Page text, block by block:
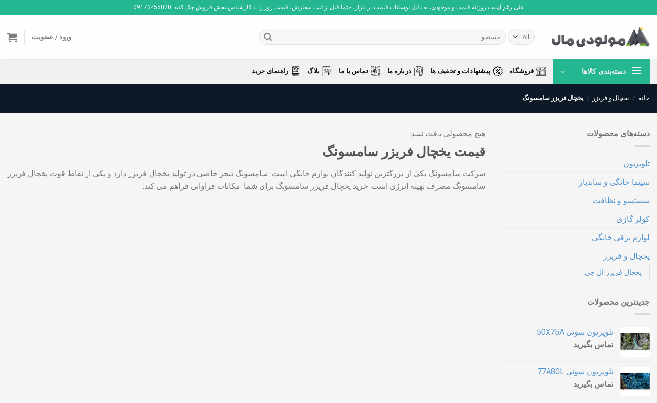
to
content
علی رغم آپدیت روزانه قیمت و موجودی، به دلیل نوسانات قیمت در بازار، حتما قبل از ثبت سفارش، قیمت روز را با کارشناس بخش فروش چک کنید. 09173455020
جستجو
برای:
ورود / عضویت
دسته‌بندی کالاها فروشگاه پیشنهادات و تخفیف ها درباره ما تماس با ما بلاگ راهنمای خرید
خانه / یخچال و فریزر / یخچال فریزر سامسونگ
دسته‌های محصولات
تلویزیون
سینما خانگی و ساندبار
شستشو و نظافت
کولر گازی
لوازم برقی خانگی
یخچال و فریزر
یخچال فریزر ال جی
جدیدترین محصولات
تلویزیون سونی 50X75A
تماس بگیرید
تلویزیون سونی 77A80L
تماس بگیرید
هیچ محصولی یافت نشد.
قیمت یخچال فریزر سامسونگ
شرکت سامسونگ یکی از بزرگترین تولید کنندگان لوازم خانگی است. سامسونگ تبحر خاصی در تولید یخچال فریزر دارد و یکی از نقاط قوت یخچال فریزر
سامسونگ مصرف بهینه انرژی است. خرید یخچال فریزر سامسونگ برای شما امکانات فراوانی فراهم می کند.